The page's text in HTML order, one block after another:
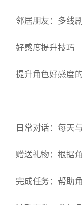
邻居朋友：多线
好感度提升技巧
提升角色好感度
日常对话：每天
赠送礼物：根据
完成任务：帮助